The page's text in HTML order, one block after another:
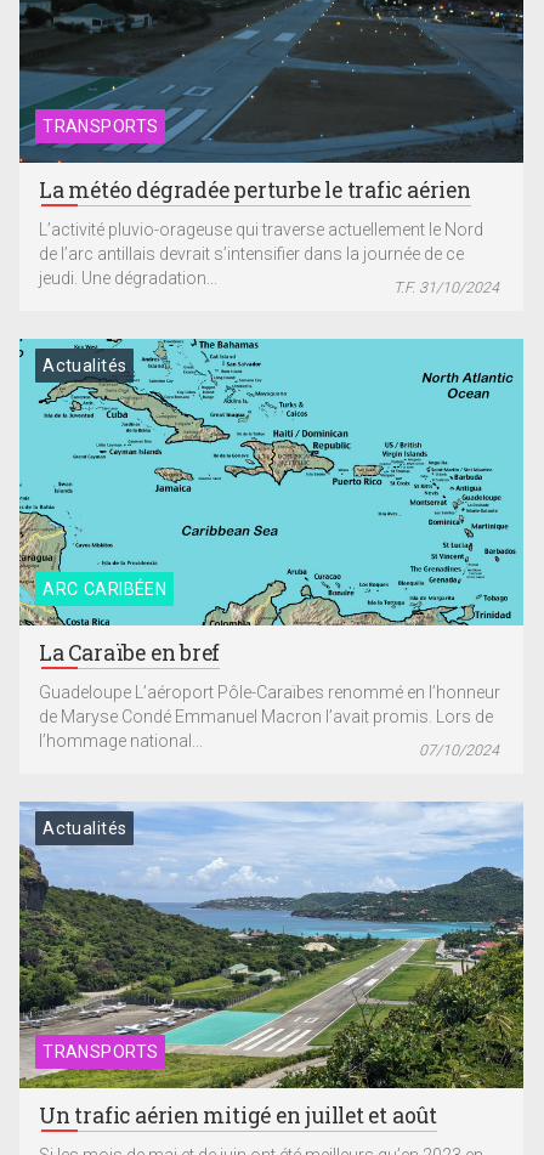
TRANSPORTS
La météo dégradée perturbe le trafic aérien
L’activité pluvio-orageuse qui traverse actuellement le Nord
de l’arc antillais devrait s’intensifier dans la journée de ce
jeudi. Une dégradation...
T.F. 31/10/2024
ARC CARIBÉEN
Actualités
La Caraïbe en bref
Guadeloupe L’aéroport Pôle-Caraïbes renommé en l’honneur
de Maryse Condé Emmanuel Macron l’avait promis. Lors de
l’hommage national...
07/10/2024
TRANSPORTS
Actualités
Un trafic aérien mitigé en juillet et août